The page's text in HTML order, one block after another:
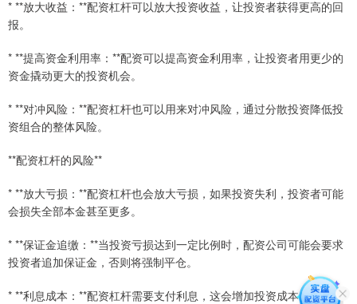
* **放大收益：**配资杠杆可以放大投资收益，让投资者获得更高的回
报。
* **提高资金利用率：**配资可以提高资金利用率，让投资者用更少的
资金撬动更大的投资机会。
* **对冲风险：**配资杠杆也可以用来对冲风险，通过分散投资降低投
资组合的整体风险。
**配资杠杆的风险**
* **放大亏损：**配资杠杆也会放大亏损，如果投资失利，投资者可能
会损失全部本金甚至更多。
* **保证金追缴：**当投资亏损达到一定比例时，配资公司可能会要求
投资者追加保证金，否则将强制平仓。
* **利息成本：**配资杠杆需要支付利息，这会增加投资成本。